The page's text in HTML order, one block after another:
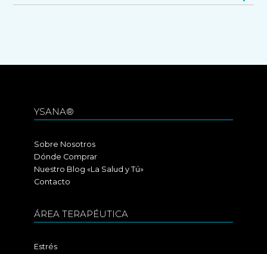
YSANA®
Sobre Nosotros
Dónde Comprar
Nuestro Blog «La Salud y Tú»
Contacto
ÁREA TERAPÉUTICA
Estrés